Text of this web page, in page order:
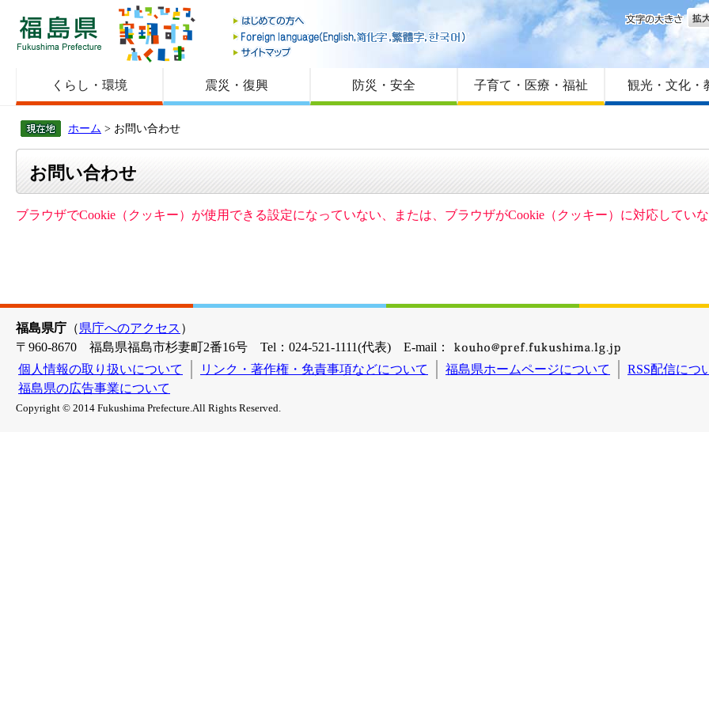
福島県
はじめての方へ
Foreign language
サイトマップ
文字
くらし・環境 震災・復興 防災・安全 子育て・医療・福祉 観光・文化・
ホーム > お問い合わせ
お問い合わせ
ブラウザでCookie（クッキー）が使用できる設定になっていない、または、ブラウザがCookie（クッキー）に対応してい
福島県庁 （県庁へのアクセス ）
〒960-8670 福島県福島市杉妻町2番16号 Tel：024-521-1111(代表) E-mail：
個人情報の取り扱いについて
リンク・著作権・免責事項などについて 福島県ホームページについて
RSS配信につ
福島県の広告事業について
Copyright © 2014 Fukushima Prefecture.All Rights Reserved.